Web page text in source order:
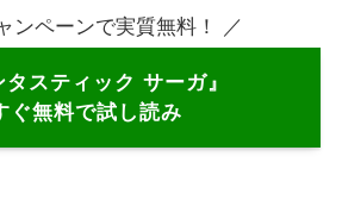
ンペーンで実質無料！ ／
タスティック サーガ』
ぐ無料で試し読み